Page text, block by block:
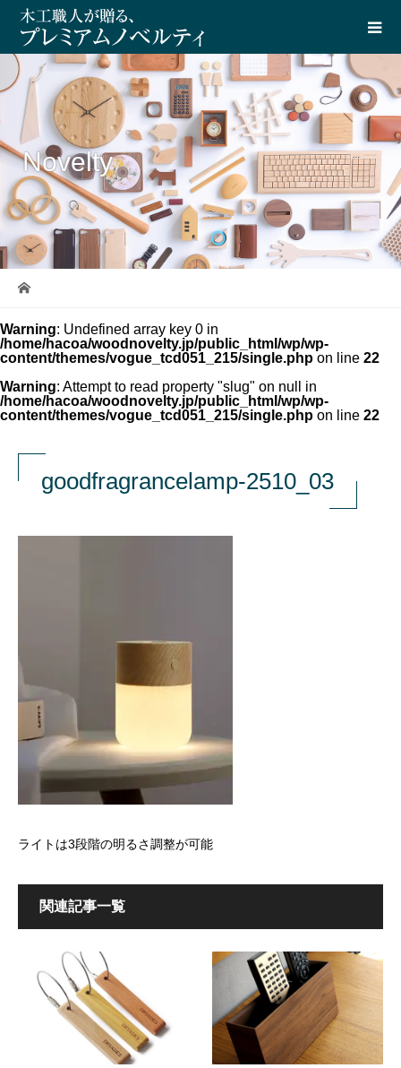
Novelty
Warning: Undefined array key 0 in
/home/hacoa/woodnovelty.jp/public_html/wp/wp-
content/themes/vogue_tcd051_215/single.php on line 22
Warning: Attempt to read property "slug" on null in
/home/hacoa/woodnovelty.jp/public_html/wp/wp-
content/themes/vogue_tcd051_215/single.php on line 22
goodfragrancelamp-2510_03
ライトは3段階の明るさ調整が可能
関連記事一覧